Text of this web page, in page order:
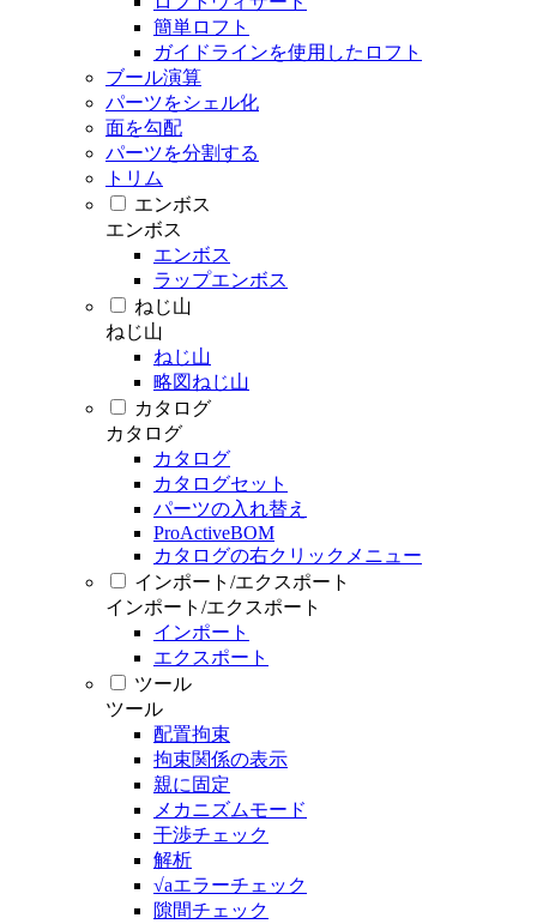
簡単ロフト
ガイドラインを使用したロフト
ブール演算
パーツをシェル化
面を勾配
パーツを分割する
トリム
エンボス
エンボス
エンボス
ラップエンボス
ねじ山
ねじ山
ねじ山
略図ねじ山
カタログ
カタログ
カタログ
カタログセット
パーツの入れ替え
ProActiveBOM
カタログの右クリックメニュー
インポート/エクスポート
インポート/エクスポート
インポート
エクスポート
ツール
ツール
配置拘束
拘束関係の表示
親に固定
メカニズムモード
干渉チェック
解析
√aエラーチェック
隙間チェック